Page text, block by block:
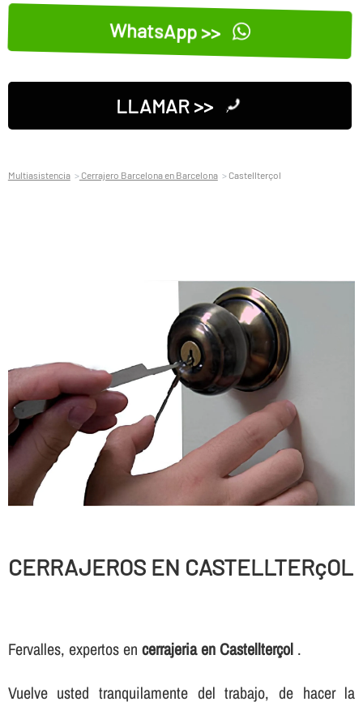
WhatsApp >>
LLAMAR >>
Multiasistencia Cerrajero Barcelona en Barcelona Castellterçol
CERRAJEROS EN CASTELLTERçOL
Fervalles, expertos en cerrajeria en Castellterçol.
Vuelve usted tranquilamente del trabajo, de hacer la